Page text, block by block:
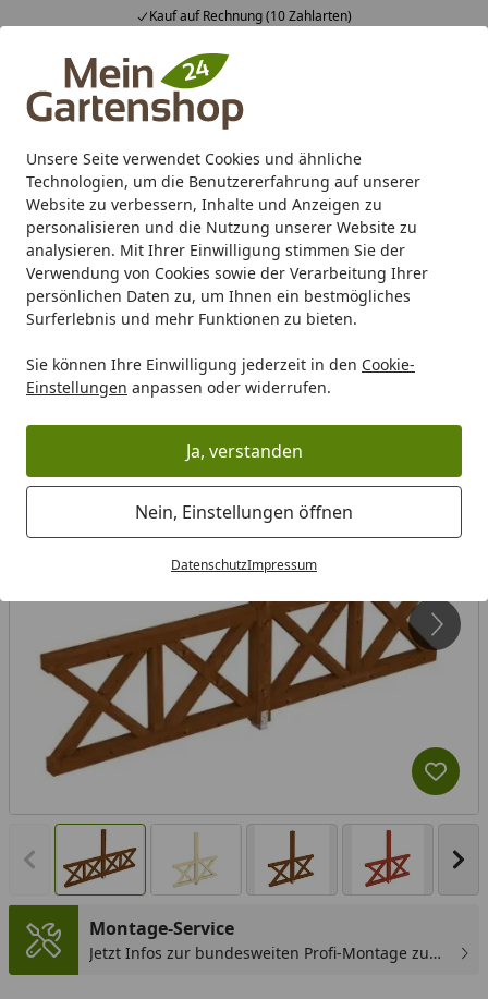
Unsere Seite verwendet Cookies und ähnliche
Technologien, um die Benutzererfahrung auf unserer
Website zu verbessern, Inhalte und Anzeigen zu
personalisieren und die Nutzung unserer Website zu
analysieren. Mit Ihrer Einwilligung stimmen Sie der
Verwendung von Cookies sowie der Verarbeitung Ihrer
persönlichen Daten zu, um Ihnen ein bestmögliches
Surferlebnis und mehr Funktionen zu bieten.
Sie können Ihre Einwilligung jederzeit in den Cookie-
Einstellungen anpassen oder widerrufen.
Ja, verstanden
Nein, Einstellungen öffnen
DatenschutzImpressum
Kauf auf Rechnung (10 Zahlarten)
Alle Produkte
Mein Konto
Suchen
Karibu Pools inkl. gratis Sandfilteranlage & Pool-
Starterset (Gesamtwert bis 468,99€)
Startseite
Freizeit Terrassendach Zubehör für Terrassendächer
Seitenwände für freistehende
Terrassenüberdachungen Leimholz
Vorheriges Bild anzeigen
Montage-Service
Jetzt Infos zur bundesweiten Profi-Montage zum